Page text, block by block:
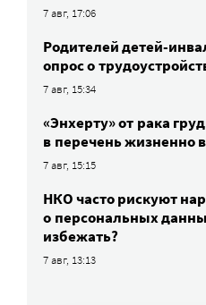
7 авг, 17:06
Родителей детей-
опрос о
7 авг, 15:34
«Энхерту» от рака
в перечень жизненно
7 авг, 15:15
НКО часто рискуют
о персональных
избежать?
7 авг, 13:13